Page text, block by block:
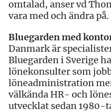
omtalad, anser vd
vara med och ändra på.
Bluegarden med
Danmark är
Bluegarden i Sverige
lönekonsulter som
löneadministration
välkända HR- och
utvecklat sedan 1980-